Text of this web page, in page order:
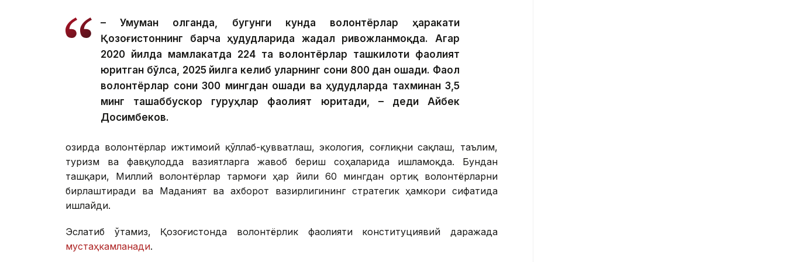
– Умуман олганда, бугунги кунда волонтёрлар ҳаракати
Қозоғистоннинг барча ҳудудларида жадал ривожланмоқда. Агар
2020 йилда мамлакатда 224 та волонтёрлар ташкилоти фаолият
юритган бўлса, 2025 йилга келиб уларнинг сони 800 дан ошади. Фаол
волонтёрлар сони 300 мингдан ошади ва ҳудудларда тахминан 3,5
минг ташаббускор гуруҳлар фаолият юритади, – деди Айбек
Досимбеков.
Ҳозирда волонтёрлар ижтимоий қўллаб-қувватлаш, экология, соғлиқни сақлаш, таълим,
туризм ва фавқулодда вазиятларга жавоб бериш соҳаларида ишламоқда. Бундан
ташқари, Миллий волонтёрлар тармоғи ҳар йили 60 мингдан ортиқ волонтёрларни
бирлаштиради ва Маданият ва ахборот вазирлигининг стратегик ҳамкори сифатида
ишлайди.
Эслатиб ўтамиз, Қозоғистонда волонтёрлик фаолияти конституциявий даражада
мустаҳкамланади.